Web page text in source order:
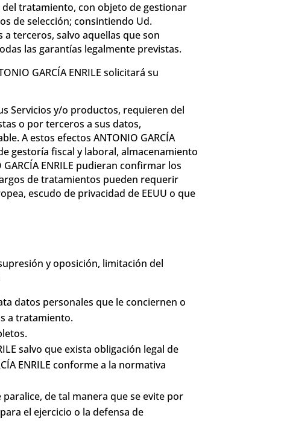
del tratamiento, con objeto de gestionar
de selección; consintiendo Ud.
terceros, salvo aquellas que son
las garantías legalmente previstas.
GARCÍA ENRILE solicitará su
Servicios y/o productos, requieren del
o por terceros a sus datos,
A estos efectos ANTONIO GARCÍA
gestoría fiscal y laboral, almacenamiento
ENRILE pudieran confirmar los
de tratamientos pueden requerir
escudo de privacidad de EEUU o que
y oposición, limitación del
datos personales que le conciernen o
a tratamiento.
salvo que exista obligación legal de
ENRILE conforme a la normativa
de tal manera que se evite por
el ejercicio o la defensa de